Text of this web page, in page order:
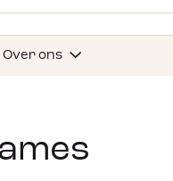
Over ons